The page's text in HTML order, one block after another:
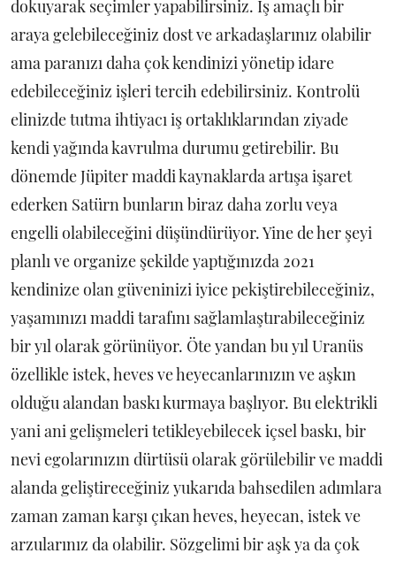
dokuyarak seçimler yapabilirsiniz. İş amaçlı bir
araya gelebileceğiniz dost ve arkadaşlarınız olabilir
ama paranızı daha çok kendinizi yönetip idare
edebileceğiniz işleri tercih edebilirsiniz. Kontrolü
elinizde tutma ihtiyacı iş ortaklıklarından ziyade
kendi yağında kavrulma durumu getirebilir. Bu
dönemde Jüpiter maddi kaynaklarda artışa işaret
ederken Satürn bunların biraz daha zorlu veya
engelli olabileceğini düşündürüyor. Yine de her şeyi
planlı ve organize şekilde yaptığınızda 2021
kendinize olan güveninizi iyice pekiştirebileceğiniz,
yaşamınızı maddi tarafını sağlamlaştırabileceğiniz
bir yıl olarak görünüyor. Öte yandan bu yıl Uranüs
özellikle istek, heves ve heyecanlarınızın ve aşkın
olduğu alandan baskı kurmaya başlıyor. Bu elektrikli
yani ani gelişmeleri tetikleyebilecek içsel baskı, bir
nevi egolarınızın dürtüsü olarak görülebilir ve maddi
alanda geliştireceğiniz yukarıda bahsedilen adımlara
zaman zaman karşı çıkan heves, heyecan, istek ve
arzularınız da olabilir. Sözgelimi bir aşk ya da çok